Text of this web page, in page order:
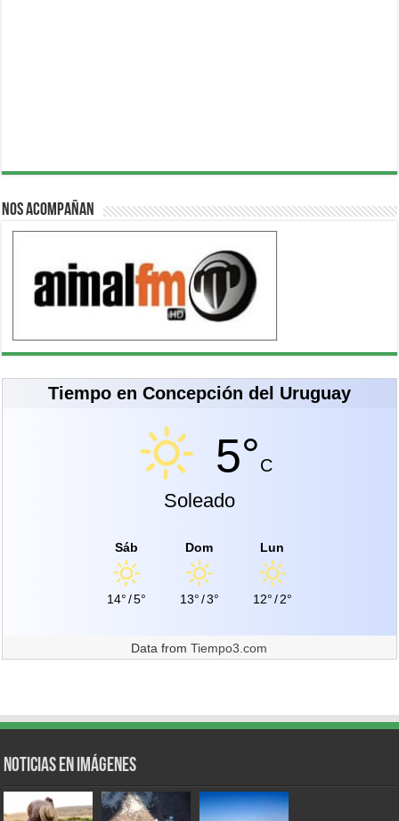
Nos acompañan
Tiempo en Concepción del Uruguay
5°C
Soleado
Sáb
14°/5°
Dom
13°/3°
Lun
12°/2°
Data fromTiempo3.com
Noticias en Imágenes